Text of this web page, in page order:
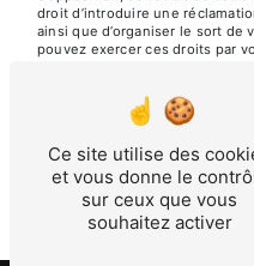
droit d’introduire une
ainsi que d’organiser le sort
pouvez exercer ces droits par
Pasteur, 34500 Béziers ou par
ghislain.martorell@hotmail.fr.
être demandé. Nous
prise de contact puis pendant
fins probatoires et de gestion
vous inscrire sur la liste
disponible à cette adresse:
pour plus d’informations sur vos
Ce site utilise des
et vous donne le
sur ceux que vous
souhaitez activer